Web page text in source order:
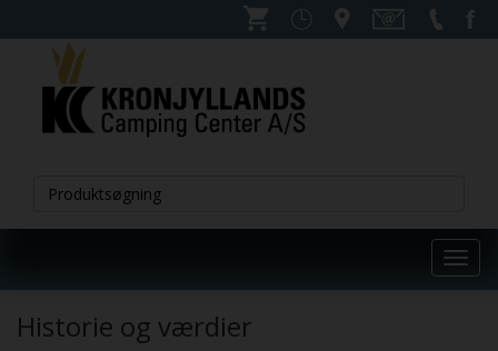
Historie og værdier